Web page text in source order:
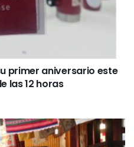
primer aniversario este
las 12 horas